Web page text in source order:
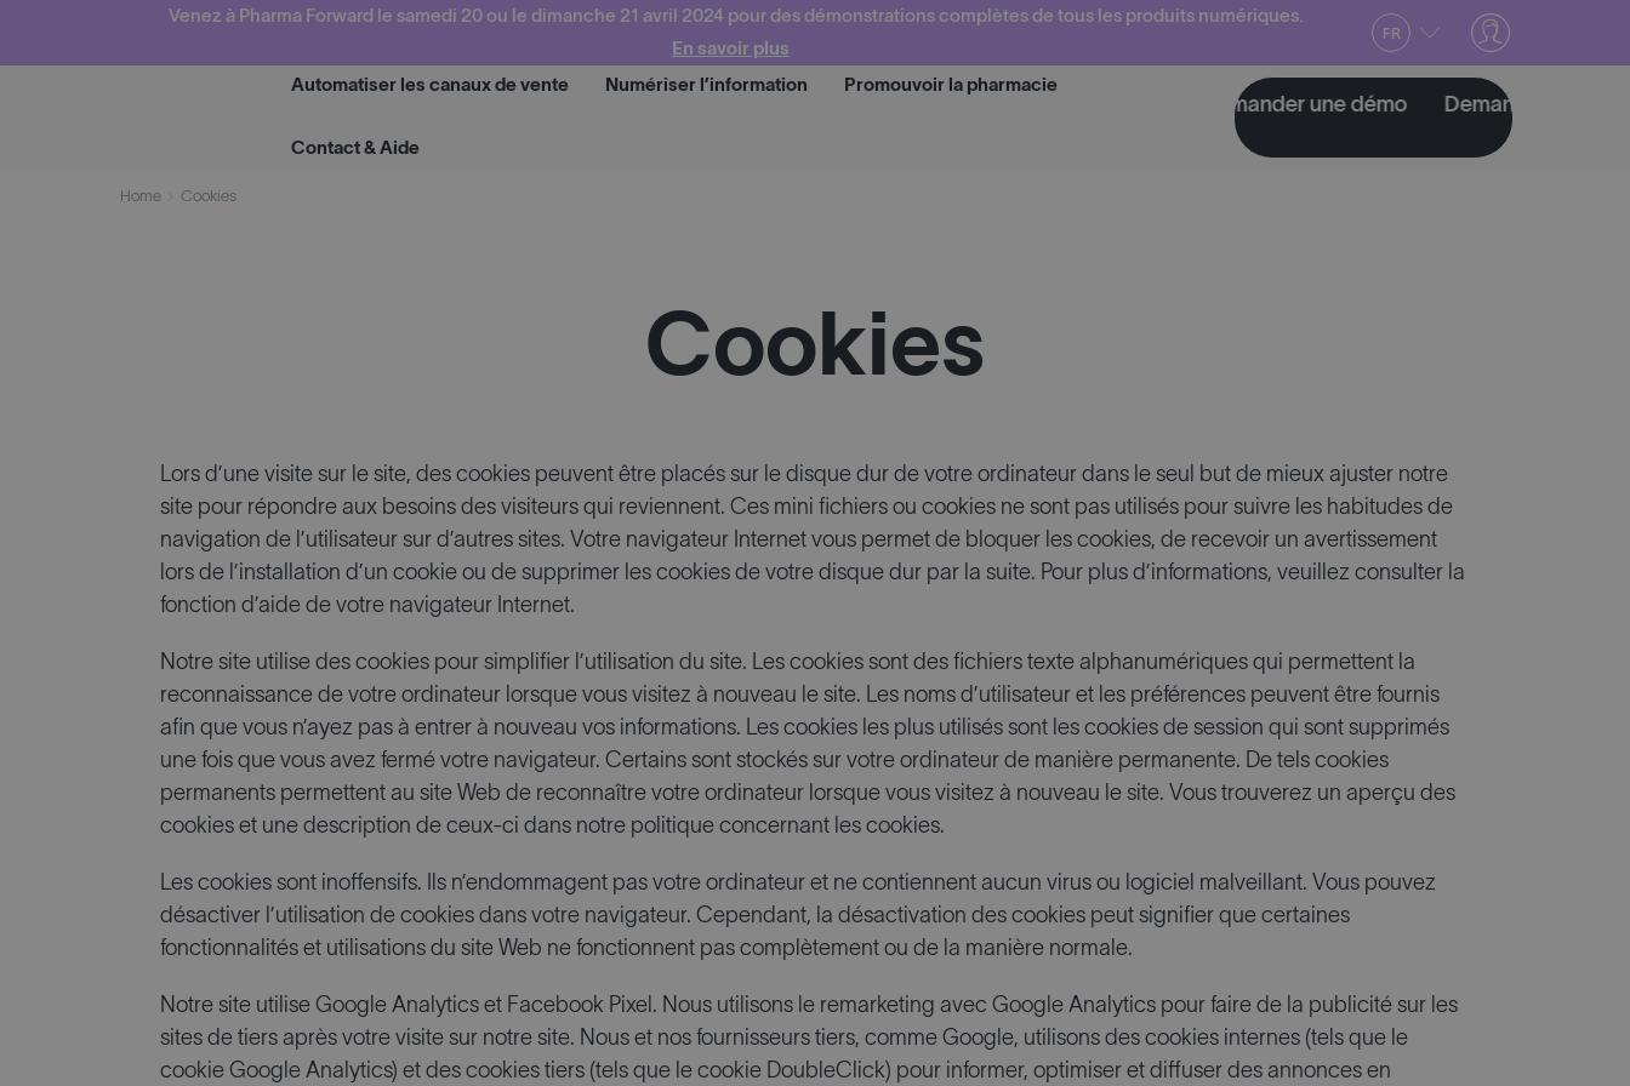
Venez à Pharma Forward le samedi 20 ou le dimanche 21 avril 2024 pour des démonstrations complètes de tous les produits numériques.
En savoir plus
FR
Automatiser les canaux de vente Numériser l’information Promouvoir la pharmacie
Contact & Aide
Demander une démo Demander une démo
Home Cookies
Cookies
Lors d’une visite sur le site, des cookies peuvent être placés sur le disque dur de votre ordinateur dans le seul but de mieux ajuster notre
site pour répondre aux besoins des visiteurs qui reviennent. Ces mini fichiers ou cookies ne sont pas utilisés pour suivre les habitudes de
navigation de l’utilisateur sur d’autres sites. Votre navigateur Internet vous permet de bloquer les cookies, de recevoir un avertissement
lors de l’installation d’un cookie ou de supprimer les cookies de votre disque dur par la suite. Pour plus d’informations, veuillez consulter la
fonction d’aide de votre navigateur Internet.
Notre site utilise des cookies pour simplifier l’utilisation du site. Les cookies sont des fichiers texte alphanumériques qui permettent la
reconnaissance de votre ordinateur lorsque vous visitez à nouveau le site. Les noms d’utilisateur et les préférences peuvent être fournis
afin que vous n’ayez pas à entrer à nouveau vos informations. Les cookies les plus utilisés sont les cookies de session qui sont supprimés
une fois que vous avez fermé votre navigateur. Certains sont stockés sur votre ordinateur de manière permanente. De tels cookies
permanents permettent au site Web de reconnaître votre ordinateur lorsque vous visitez à nouveau le site. Vous trouverez un aperçu des
cookies et une description de ceux-ci dans notre politique concernant les cookies.
Les cookies sont inoffensifs. Ils n’endommagent pas votre ordinateur et ne contiennent aucun virus ou logiciel malveillant. Vous pouvez
désactiver l’utilisation de cookies dans votre navigateur. Cependant, la désactivation des cookies peut signifier que certaines
fonctionnalités et utilisations du site Web ne fonctionnent pas complètement ou de la manière normale.
Notre site utilise Google Analytics et Facebook Pixel. Nous utilisons le remarketing avec Google Analytics pour faire de la publicité sur les
sites de tiers après votre visite sur notre site. Nous et nos fournisseurs tiers, comme Google, utilisons des cookies internes (tels que le
cookie Google Analytics) et des cookies tiers (tels que le cookie DoubleClick) pour informer, optimiser et diffuser des annonces en